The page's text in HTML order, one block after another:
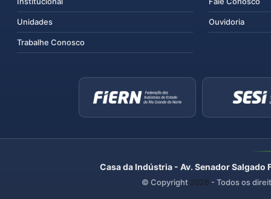
Unidades
Trabalhe Conosco
Ouvidoria
Casa da Indústria - Av. Senador
© Copyright 2026 - Todos os